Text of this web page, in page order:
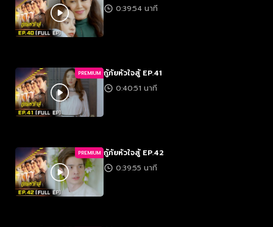
0:39:54 นาที
PREMIUM กู้ภัยหัวใจสู้ EP.41
0:40:51 นาที
PREMIUM กู้ภัยหัวใจสู้ EP.42
0:39:55 นาที